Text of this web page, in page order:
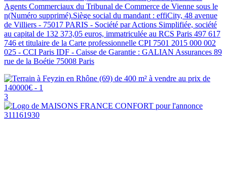
Agents Commerciaux du Tribunal de Commerce de Vienne sous le
n(Numéro supprimé).Siège social du mandant : effiCity, 48 avenue
de Villiers - 75017 PARIS - Société par Actions Simplifiée, société
au capital de 132 373,05 euros, immatriculée au RCS Paris 497 617
746 et titulaire de la Carte professionnelle CPI 7501 2015 000 002
025 - CCI Paris IDF - Caisse de Garantie : GALIAN Assurances 89
rue de la Boétie 75008 Paris
3